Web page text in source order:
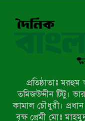
৭ম
প্রতিষ্ঠাতাঃ
তমিজউদ্দীন টিটু।
কামাল চৌধুরী। প্রধান
বৃক্ষ প্রেমী মোঃ